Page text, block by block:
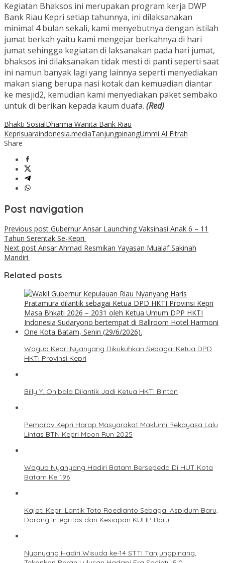
Kegiatan Bhaksos ini merupakan program kerja DWP
Bank Riau Kepri setiap tahunnya, ini dilaksanakan
minimal 4 bulan sekali, kami menyebutnya dengan istilah
jumat berkah yaitu kami mengejar berkahnya di hari
jumat sehingga kegiatan di laksanakan pada hari jumat,
bhaksos ini dilaksanakan tidak mesti di panti seperti saat
ini namun banyak lagi yang lainnya seperti menyediakan
makan siang berupa nasi kotak dan kemuadian diantar
ke mesjid2, kemudian kami menyediakan paket sembako
untuk di berikan kepada kaum duafa. (Red)
Bhakti SosialDharma Wanita Bank Riau
Keprisuaraindonesia.mediaTanjungpinangUmmi Al Fitrah
Share
Post navigation
Previous post Gubernur Ansar Launching Vaksinasi Anak 6 – 11
Tahun Serentak Se-Kepri
Next post Ansar Ahmad Resmikan Yayasan Mualaf Sakinah
Mandiri
Related posts
Wagub Kepri Nyanyang Dikukuhkan Sebagai Ketua DPD
HKTI Provinsi Kepri
Billy Y. Onibala Dilantik Jadi Ketua HKTI Bintan
Pemprov Kepri Harap Masyarakat Maklumi Rekayasa Lalu
Lintas BTN Kepri Moon Run 2025
Wagub Nyanyang Hadiri Batam Bersepeda Di HUT Kota
Batam Ke 196
Kajati Kepri Lantik Toto Roedianto Sebagai Aspidum Baru,
Dorong Integritas dan Kesiapan KUHP Baru
Nyanyang Hadiri Wisuda ke-14 STTI Tanjungpinang,